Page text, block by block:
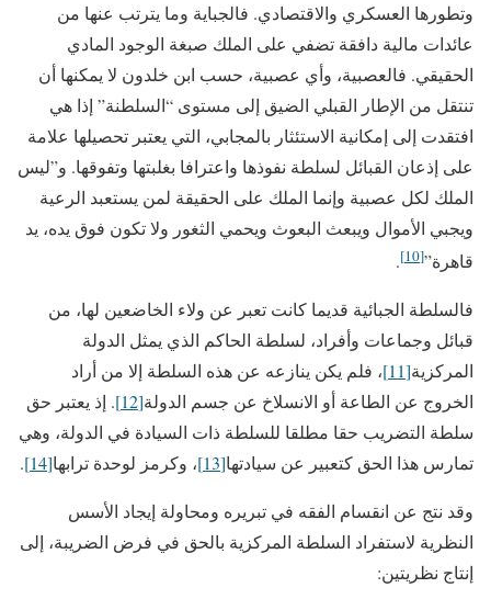
وتطورها العسكري والاقتصادي. فالجباية وما يترتب عنها من
عائدات مالية دافقة تضفي على الملك صبغة الوجود المادي
الحقيقي. فالعصبية، وأي عصبية، حسب ابن خلدون لا يمكنها أن
تنتقل من الإطار القبلي الضيق إلى مستوى “السلطنة” إذا هي
افتقدت إلى إمكانية الاستئثار بالمجابي، التي يعتبر تحصيلها علامة
على إذعان القبائل لسلطة نفوذها واعترافا بغلبتها وتفوقها. و”ليس
الملك لكل عصبية وإنما الملك على الحقيقة لمن يستعبد الرعية
ويجبي الأموال ويبعث البعوث ويحمي الثغور ولا تكون فوق يده، يد
قاهرة”[10]
.
فالسلطة الجبائية قديما كانت تعبر عن ولاء الخاضعين لها، من
قبائل وجماعات وأفراد، لسلطة الحاكم الذي يمثل الدولة
المركزية[11]
، فلم يكن ينازعه عن هذه السلطة إلا من أراد
الخروج عن الطاعة أو الانسلاخ عن جسم الدولة[12]
. إذ يعتبر حق
سلطة التضريب حقا مطلقا للسلطة ذات السيادة في الدولة، وهي
تمارس هذا الحق كتعبير عن سيادتها[13] ، وكرمز لوحدة ترابها[14]
.
وقد نتج عن انقسام الفقه في تبريره ومحاولة إيجاد الأسس
النظرية لاستفراد السلطة المركزية بالحق في فرض الضريبة، إلى
إنتاج نظريتين: